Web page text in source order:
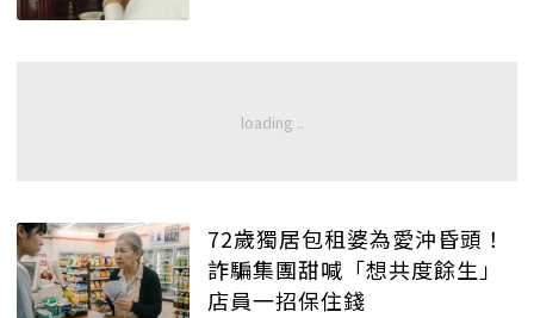
72歲獨居包租婆為愛沖昏頭！
詐騙集團甜喊「想共度餘生」
店員一招保住錢